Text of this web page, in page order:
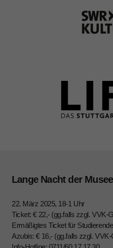
Lange Nacht der
22. März 2025, 18-1 Uhr
Ticket: € 22,- (gg.falls zzgl. VVK-
Ermäßigtes Ticket für
Azubis: € 16,- (gg.falls zzgl.